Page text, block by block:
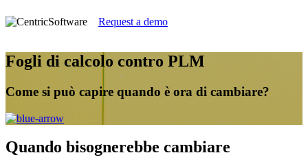
Request a demo
Fogli di calcolo contro PLM
Come si può capire quando è ora di cambiare?
Quando bisognerebbe cambiare